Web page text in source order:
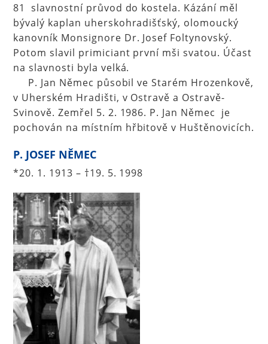
81 slavnostní průvod do kostela. Kázání měl
bývalý kaplan uherskohradišťský, olomoucký
kanovník Monsignore Dr. Josef Foltynovský.
Potom slavil primiciant první mši svatou. Účast
na slavnosti byla velká.
P. Jan Němec působil ve Starém Hrozenkově,
v Uherském Hradišti, v Ostravě a Ostravě-
Svinově. Zemřel 5. 2. 1986. P. Jan Němec je
pochován na místním hřbitově v Huštěnovicích.
P. JOSEF NĚMEC
*20. 1. 1913 – †19. 5. 1998